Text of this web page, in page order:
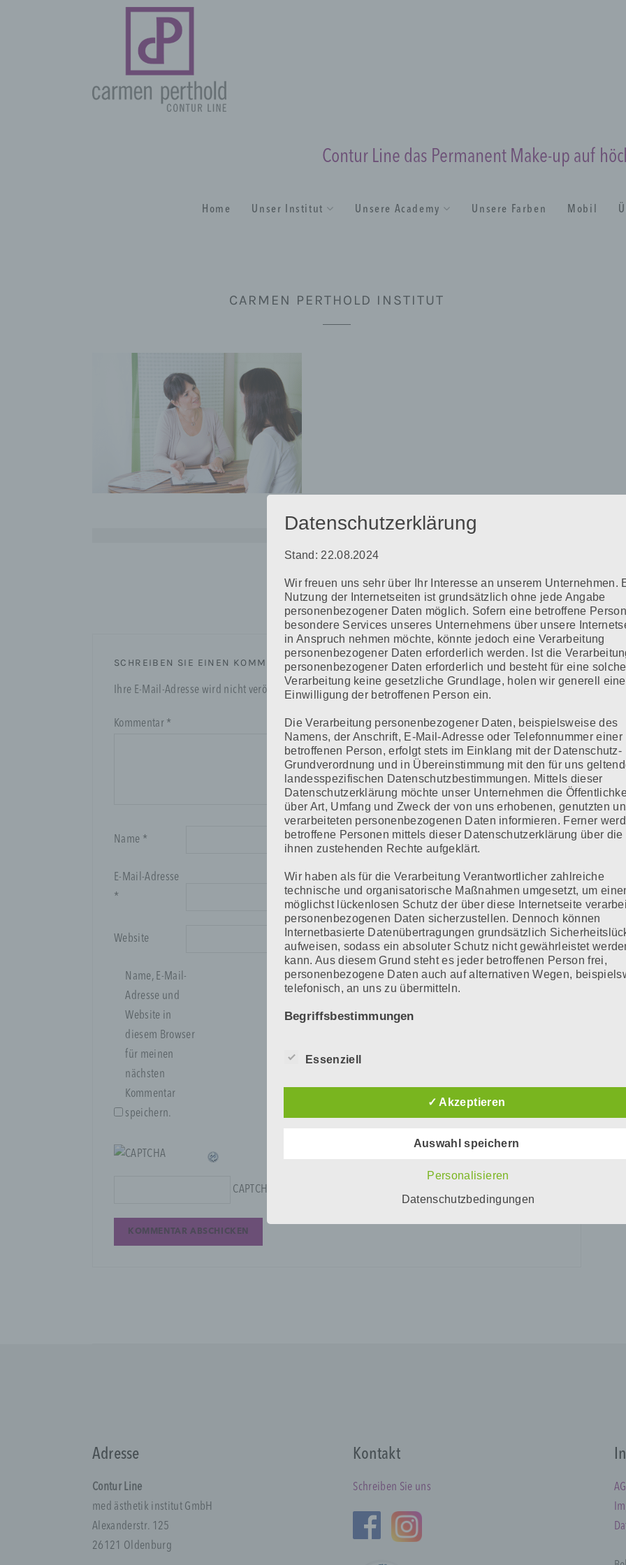
Contur Line das Permanent Make-up auf
Home Unser Institut Unsere Academy Unsere Farben Mobil
CARMEN PERTHOLD INSTITUT
SCHREIBEN SIE EINEN KOMMENTAR
Ihre E-Mail-Adresse wird nicht veröffentlicht. Erforderliche Felder sind mit*markiert
Kommentar *
Name *
E-Mail-Adresse
*
Website
Name, E-Mail-
Adresse und
Website in
diesem Browser
für meinen
nächsten
Kommentar
speichern.
CAPTCHA Code
Adresse
Contur Line
med ästhetik institut GmbH
Alexanderstr. 125
26121 Oldenburg
Kontakt
Schreiben Sie uns
Datenschutzerklärung
Stand: 22.08.2024
Wir freuen uns sehr über Ihr Interesse an unserem Unternehmen.
Nutzung der Internetseiten ist grundsätzlich ohne jede Angabe
personenbezogener Daten möglich. Sofern eine betroffene Person
besondere Services unseres Unternehmens über unsere
in Anspruch nehmen möchte, könnte jedoch eine Verarbeitung
personenbezogener Daten erforderlich werden. Ist die
personenbezogener Daten erforderlich und besteht für eine solche
Verarbeitung keine gesetzliche Grundlage, holen wir generell eine
Einwilligung der betroffenen Person ein.
Die Verarbeitung personenbezogener Daten, beispielsweise des
Namens, der Anschrift, E-Mail-Adresse oder Telefonnummer einer
betroffenen Person, erfolgt stets im Einklang mit der Datenschutz-
Grundverordnung und in Übereinstimmung mit den für uns
landesspezifischen Datenschutzbestimmungen. Mittels dieser
Datenschutzerklärung möchte unser Unternehmen die
über Art, Umfang und Zweck der von uns erhobenen, genutzten
verarbeiteten personenbezogenen Daten informieren. Ferner
betroffene Personen mittels dieser Datenschutzerklärung über die
ihnen zustehenden Rechte aufgeklärt.
Wir haben als für die Verarbeitung Verantwortlicher zahlreiche
technische und organisatorische Maßnahmen umgesetzt, um
möglichst lückenlosen Schutz der über diese Internetseite
personenbezogenen Daten sicherzustellen. Dennoch können
Internetbasierte Datenübertragungen grundsätzlich
aufweisen, sodass ein absoluter Schutz nicht gewährleistet
kann. Aus diesem Grund steht es jeder betroffenen Person frei,
personenbezogene Daten auch auf alternativen Wegen,
telefonisch, an uns zu übermitteln.
Begriffsbestimmungen
den Europäischen Richtlinien- und Verordnungsgeber beim Erlass
unsere Kunden und Geschäftspartner einfach lesbar und
sein. Um dies zu gewährleisten, möchten wir vorab die
natürliche Person, deren personenbezogene Daten von dem
Essenziell
✓ Akzeptieren
Auswahl speichern
Personalisieren
Datenschutzbedingungen